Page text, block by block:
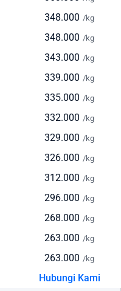
dan biaya
pengirim
dalam jumlah besar
tidak terlalu mendesak
Dengan Mudah
Anda. Intrasia.id
dan transparan pada
ke Liechtenstein
standard)
348.000 /kg
348.000 /kg
343.000 /kg
339.000 /kg
335.000 /kg
332.000 /kg
329.000 /kg
326.000 /kg
312.000 /kg
296.000 /kg
268.000 /kg
263.000 /kg
263.000 /kg
Hubungi Kami